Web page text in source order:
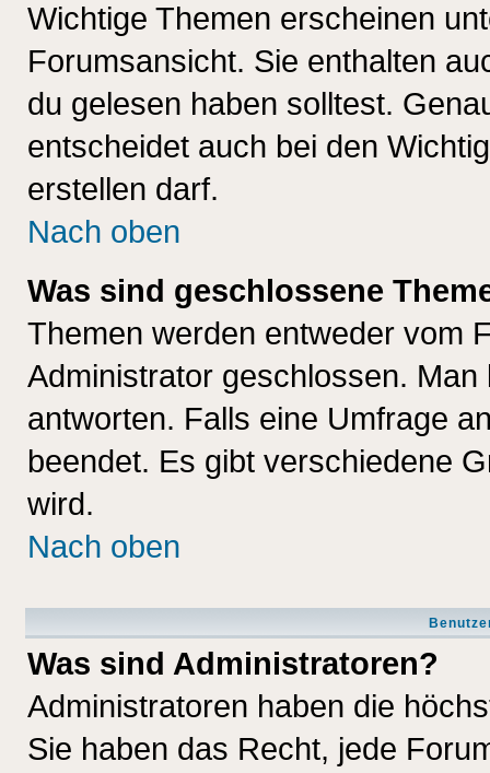
Wichtige Themen erscheinen
Forumsansicht. Sie enthalten
du gelesen haben solltest.
entscheidet auch bei den
erstellen darf.
Nach oben
Was sind geschlossene
Themen werden entweder vom
Administrator geschlossen.
antworten. Falls eine Umfrage
beendet. Es gibt verschiedene
wird.
Nach oben
Was sind Administratoren?
Administratoren haben die
Sie haben das Recht, jede